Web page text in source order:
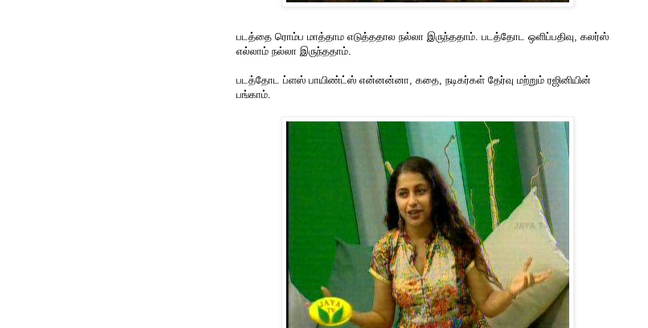
படத்தை ரொம்ப மாத்தாம எடுத்ததால நல்லா இருந்ததாம். படத்தோட ஒளிப்பதிவு, கலர்ஸ்
எல்லாம் நல்லா இருந்ததாம்.
படத்தோட ப்ளஸ் பாயிண்ட்ஸ் என்னன்னா, கதை, நடிகர்கள் தேர்வு மற்றும் ரஜினியின்
பங்காம்.